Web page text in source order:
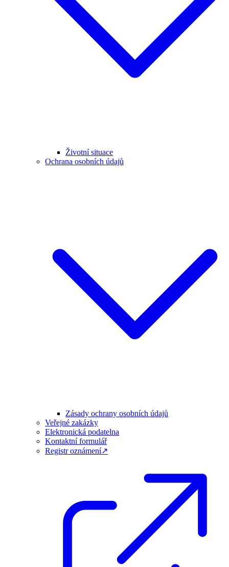
Životní situace
Ochrana osobních údajů
Zásady ochrany osobních údajů
Veřejné zakázky
Elektronická podatelna
Kontaktní formulář
Registr oznámení↗